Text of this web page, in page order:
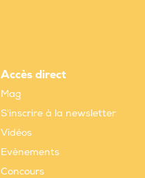
Accès direct
Mag
S'inscrire à la newsletter
Vidéos
Evènements
Concours